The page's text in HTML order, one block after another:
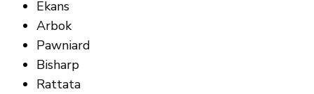
Ekans
Arbok
Pawniard
Bisharp
Rattata